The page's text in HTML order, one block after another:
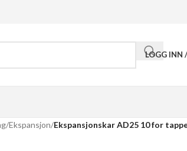
LOGG INN
/Ekspansjon/Ekspansjonskar AD25 10 for